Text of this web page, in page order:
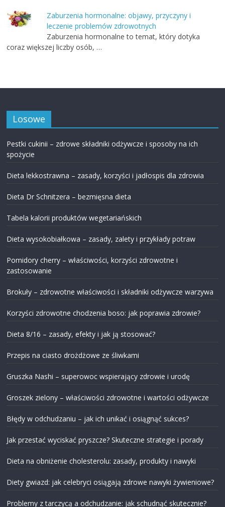
Zaburzenia hormonalne: objawy, przyczyny i
leczenie problemów zdrowotnych
Zaburzenia hormonalne to temat, który dotyka
coraz większej liczby osób, …
Losowe
Pestki cukinii – zdrowe składniki odżywcze i sposoby na ich
spożycie
Dieta lekkostrawna – zasady, korzyści i jadłospis dla zdrowia
Dieta Dr Schnitzera – bezmięsna dieta
Tabela kalorii produktów wegetariańskich
Dieta wysokobiałkowa – zasady, zalety i przykłady potraw
Pomidory cherry – właściwości, korzyści zdrowotne i
zastosowanie
Brokuły – zdrowotne właściwości i składniki odżywcze warzywa
Korzyści zdrowotne chodzenia boso: jak poprawia zdrowie?
Dieta 8/16 – zasady, efekty i jak ją stosować?
Przepis na ciasto drożdżowe ze śliwkami
Gruszka Nashi – superowoc wspierający zdrowie i urodę
Groszek zielony – właściwości zdrowotne i wartości odżywcze
Błędy w odchudzaniu – jak ich unikać i osiągnąć sukces?
Jak przestać wyciskać pryszcze? Skuteczne strategie i porady
Dieta na obniżenie cholesterolu: zasady, produkty i nawyki
Diety gwiazd: jak celebryci osiągają zdrowe nawyki żywieniowe?
Problemy z tarczycą a odchudzanie: jak schudnąć skutecznie?